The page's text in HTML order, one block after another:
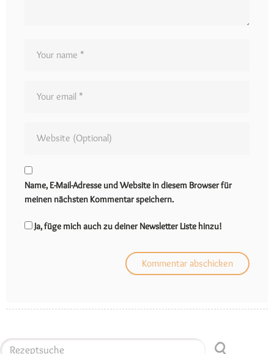
Name, E-Mail-Adresse und Website in diesem Browser für
meinen nächsten Kommentar speichern.
Ja, füge mich auch zu deiner Newsletter Liste hinzu!